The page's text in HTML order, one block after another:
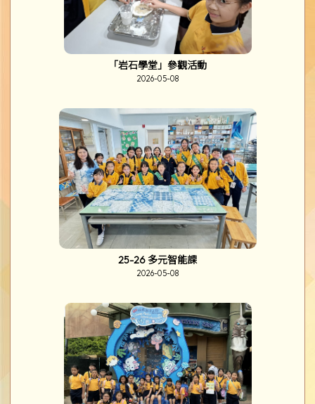
「岩石學堂」參觀活動
2026-05-08
25-26 多元智能課
2026-05-08